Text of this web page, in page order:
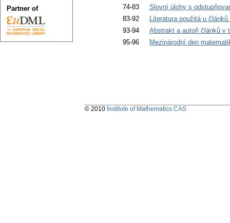
74-83
Slovní úlohy s
83-92
Literatura použitá u
93-94
Abstrakt a autoři článků v
95-96
Mezinárodní den
Partner of
© 2010 Institute of Mathematics CAS